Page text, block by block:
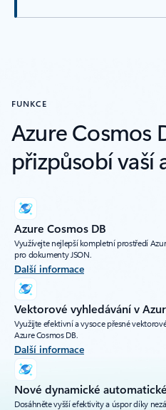
FUNKCE
Azure Cosmos
přizpůsobí vaší
Azure Cosmos DB
Využívejte nejlepší kompletní prostředí
pro dokumenty JSON.
Další informace
Vektorové vyhledávání v
Využijte efektivní a vysoce přesné
Azure Cosmos DB.
Další informace
Nové dynamické
Dosáhněte vyšší efektivity a úspor díky